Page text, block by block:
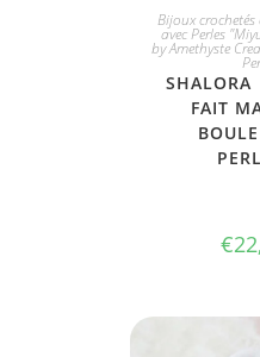
Bijoux crochetés
avec Perles
by Amethyste
FAIT
€